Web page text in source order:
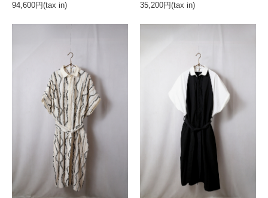
94,600円(tax in) 35,200円(tax in)